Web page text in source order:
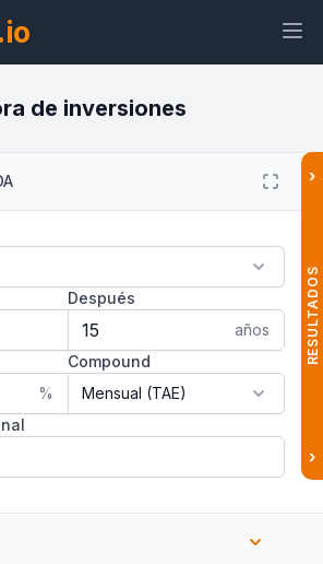
de inversiones
Después
años
%
Compound
›
RESULTADOS
›